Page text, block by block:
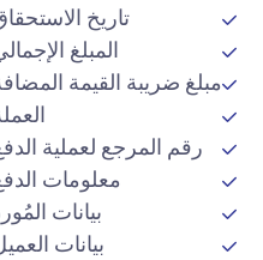
تاريخ الاستحقاق
المبلغ الإجمالي
مبلغ ضريبة القيمة المضافة
العملة
رقم المرجع لعملية الدفع
معلومات الدفع
بيانات المُورد
بيانات العميل